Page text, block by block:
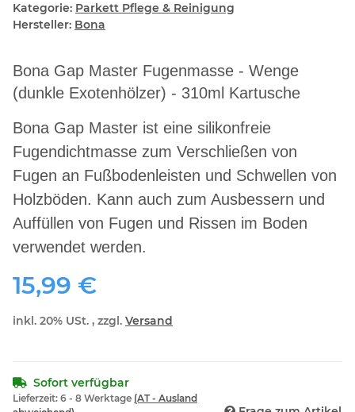
Kategorie: Parkett Pflege & Reinigung
Hersteller: Bona
Bona Gap Master Fugenmasse - Wenge
(dunkle Exotenhölzer) - 310ml Kartusche
Bona Gap Master ist eine silikonfreie
Fugendichtmasse zum Verschließen von
Fugen an Fußbodenleisten und Schwellen von
Holzböden. Kann auch zum Ausbessern und
Auffüllen von Fugen und Rissen im Boden
verwendet werden.
15,99 €
inkl. 20% USt. , zzgl. Versand
Sofort verfügbar
Lieferzeit: 6 - 8 Werktage (AT - Ausland